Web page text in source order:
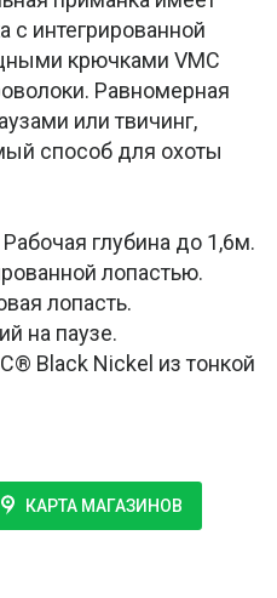
с интегрированной
крючками VMC
Равномерная
или твичинг,
способ для охоты
глубина до 1,6м.
лопастью.
лопасть.
на паузе.
Black Nickel из тонкой
КАРТА МАГАЗИНОВ